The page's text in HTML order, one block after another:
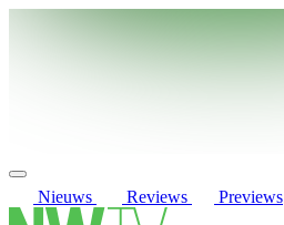
Nieuws Reviews Previews